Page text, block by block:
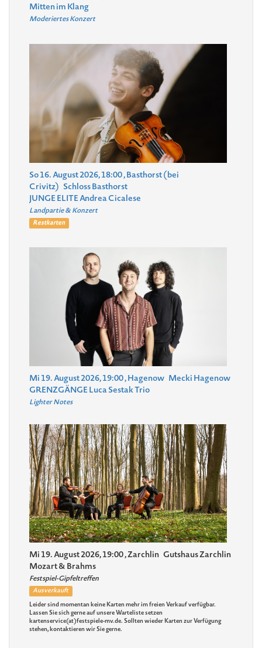
Mitten im Klang
Moderiertes Konzert
So 16. August 2026, 18:00, Basthorst (bei
Crivitz) Schloss Basthorst
JUNGE ELITE Andrea Cicalese
Landpartie & Konzert
Restkarten
Mi 19. August 2026, 19:00, Hagenow Mecki Hagenow
GRENZGÄNGE Luca Sestak Trio
Lighter Notes
Mi 19. August 2026, 19:00, Zarchlin Gutshaus Zarchlin
Mozart & Brahms
Festspiel-Gipfeltreffen
Ausverkauft
Leider sind momentan keine Karten mehr im freien Verkauf verfügbar.
Lassen Sie sich gerne auf unsere Warteliste setzen
kartenservice(at)festspiele-mv.de. Sollten wieder Karten zur Verfügung
stehen, kontaktieren wir Sie gerne.